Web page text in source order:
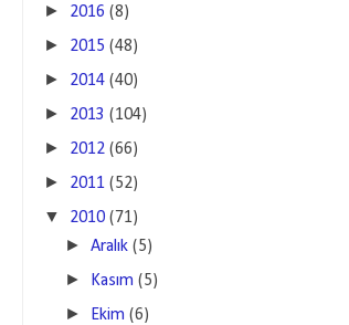
► 2016 (8)
► 2015 (48)
► 2014 (40)
► 2013 (104)
► 2012 (66)
► 2011 (52)
▼ 2010 (71)
►Aralık (5)
► Kasım (5)
► Ekim (6)